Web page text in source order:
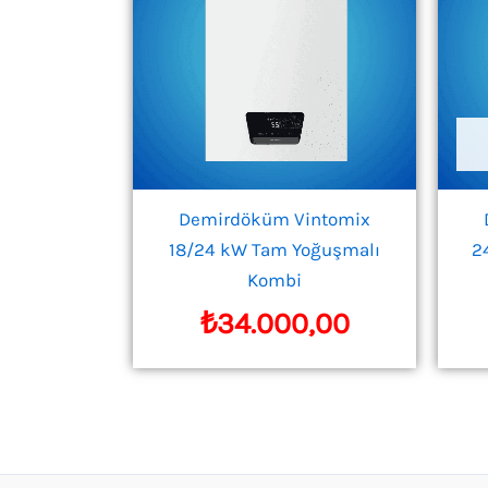
Demirdöküm Vintomix
18/24 kW Tam Yoğuşmalı
Kombi
₺34.000,00